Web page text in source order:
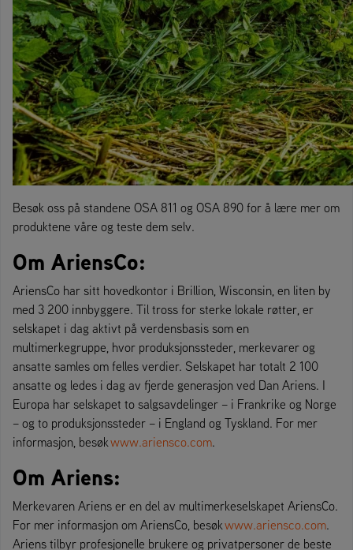
Besøk oss på standene OSA 811 og OSA 890 for å lære mer om
produktene våre og teste dem selv.
Om AriensCo:
AriensCo har sitt hovedkontor i Brillion, Wisconsin, en liten by
med 3 200 innbyggere. Til tross for sterke lokale røtter, er
selskapet i dag aktivt på verdensbasis som en
multimerkegruppe, hvor produksjonssteder, merkevarer og
ansatte samles om felles verdier. Selskapet har totalt 2 100
ansatte og ledes i dag av fjerde generasjon ved Dan Ariens. I
Europa har selskapet to salgsavdelinger – i Frankrike og Norge
– og to produksjonssteder – i England og Tyskland. For mer
informasjon, besøkwww.ariensco.com.
Om Ariens:
Merkevaren Ariens er en del av multimerkeselskapet AriensCo.
For mer informasjon om AriensCo, besøkwww.ariensco.com.
Ariens tilbyr profesjonelle brukere og privatpersoner de beste